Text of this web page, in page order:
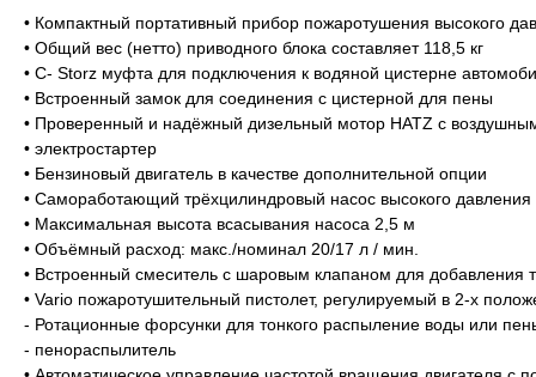
• Компактный портативный прибор пожаротушения высокого
• Общий вес (нетто) приводного блока составляет 118,5 кг
• С- Storz муфта для подключения к водяной цистерне
• Встроенный замок для соединения с цистерной для пены
• Проверенный и надёжный дизельный мотор HATZ с
• электростартер
• Бензиновый двигатель в качестве дополнительной опции
• Самоработающий трёхцилиндровый насос высокого давления
• Максимальная высота всасывания насоса 2,5 м
• Объёмный расход: макс./номинал 20/17 л / мин.
• Встроенный смеситель с шаровым клапаном для добавления
• Vario пожаротушительный пистолет, регулируемый в 2-х
- Ротационные форсунки для тонкого распыление воды или
- пенораспылитель